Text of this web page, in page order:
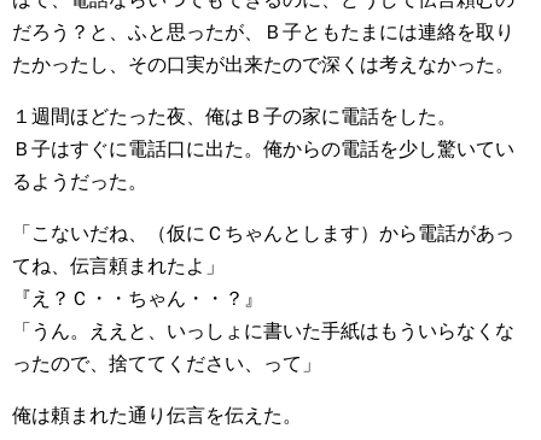
だろう？と、ふと思ったが、Ｂ子ともたまには連絡を取り
たかったし、その口実が出来たので深くは考えなかった。
１週間ほどたった夜、俺はＢ子の家に電話をした。
Ｂ子はすぐに電話口に出た。俺からの電話を少し驚いてい
るようだった。
「こないだね、（仮にＣちゃんとします）から電話があっ
てね、伝言頼まれたよ」
『え？Ｃ・・ちゃん・・？』
「うん。ええと、いっしょに書いた手紙はもういらなくな
ったので、捨ててください、って」
俺は頼まれた通り伝言を伝えた。